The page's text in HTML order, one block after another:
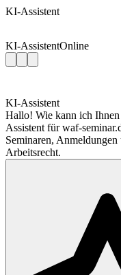
KI-Assistent
KI-AssistentOnline
KI-Assistent
Hallo! Wie kann ich
Assistent für waf-
Seminaren,
Arbeitsrecht.